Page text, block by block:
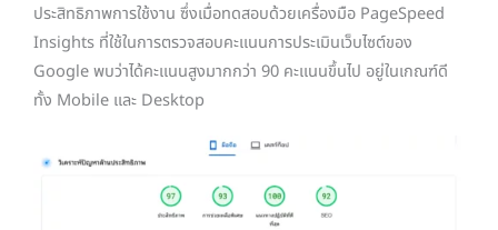
ประสิทธิภาพการใช้งาน ซึ่งเมื่อทดสอบด้วยเครื่องมือ PageSpeed
Insights ที่ใช้ในการตรวจสอบคะแนนการประเมินเว็บไซต์ของ
Google พบว่าได้คะแนนสูงมากกว่า 90 คะแนนขึ้นไป อยู่ในเกณฑ์ดี
ทั้ง Mobile และ Desktop